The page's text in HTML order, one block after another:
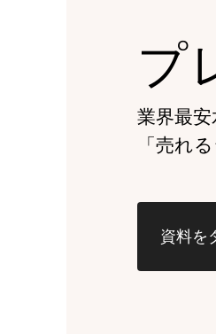
プ
業界最
「売れ
資料を